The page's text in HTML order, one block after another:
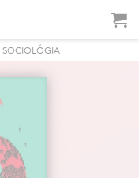
SOCIOLÓGIA